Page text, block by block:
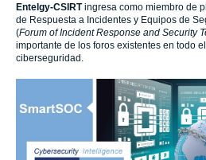
Entelgy-CSIRTingresa como miembro de
de Respuesta a Incidentes y Equipos de
(Forum of Incident Response and Security
importante de los foros existentes en todo
ciberseguridad.